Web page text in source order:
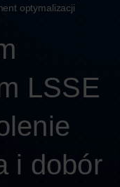
optymalizacji
LSSE
i dobór